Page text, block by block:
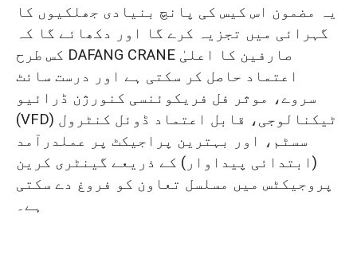
یہ مضمون اس کیس کی پانچ بنیادی جھلکیوں کا
گہرائی میں تجزیہ کرے گا اور دکھائے گا کہ
کس طرح DAFANG CRANE صارفین کا اعلیٰ
اعتماد حاصل کر سکتی ہے اور درست سائٹ
سروے، موثر فل فریکوئنسی کنورژن ڈرائیو
(VFD) ٹیکنالوجی، قابل اعتماد ڈوئل کنٹرول
سسٹم، اور بہترین پراجیکٹ پر عملدرآمد
(ابتدائی پیداوار) کے ذریعے گینٹری کرین
پروجیکٹس میں مسلسل تعاون کو فروغ دے سکتی
ہے۔